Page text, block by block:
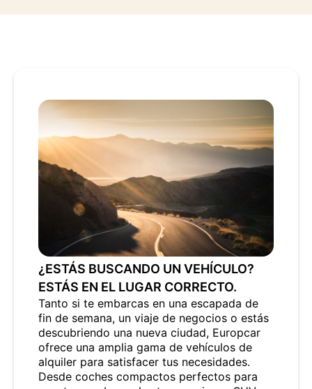
¿ESTÁS BUSCANDO UN VEHÍCULO?
ESTÁS EN EL LUGAR CORRECTO.
Tanto si te embarcas en una escapada de
fin de semana, un viaje de negocios o estás
descubriendo una nueva ciudad, Europcar
ofrece una amplia gama de vehículos de
alquiler para satisfacer tus necesidades.
Desde coches compactos perfectos para